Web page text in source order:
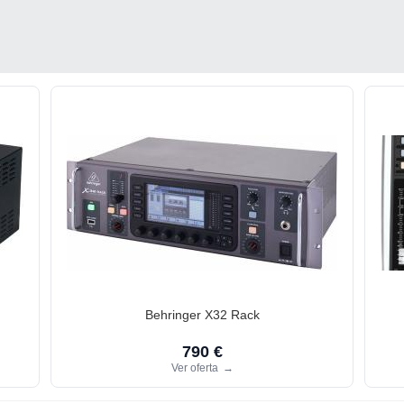
Behringer X32 Rack
790 €
Ver oferta →